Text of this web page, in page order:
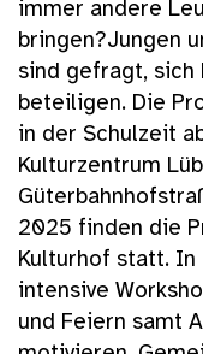
immer andere
bringen?Jungen
sind gefragt, sich
beteiligen. Die
in der Schulzeit
Kulturzentrum
2025 finden die
Kulturhof statt. In
intensive
und Feiern samt